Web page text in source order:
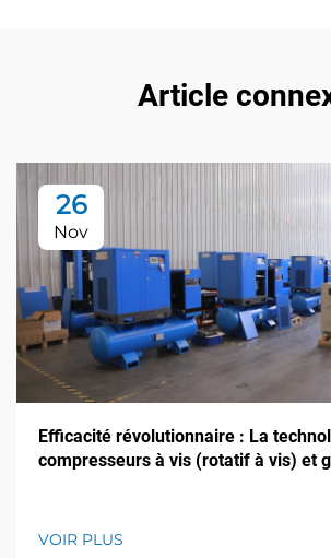
Article
26
Nov
Efficacité révolutionnaire : La
compresseurs à vis (rotatif à vis) et
VOIR PLUS